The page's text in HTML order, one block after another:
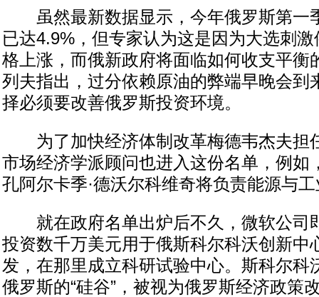
虽然最新数据显示，今年俄罗斯第一
已达4.9%，但专家认为这是因为大选刺
格上涨，而俄新政府将面临如何收支平衡
列夫指出，过分依赖原油的弊端早晚会到
择必须要改善俄罗斯投资环境。
为了加快经济体制改革梅德韦杰夫担
市场经济学派顾问也进入这份名单，例如
孔阿尔卡季·德沃尔科维奇将负责能源与
就在政府名单出炉后不久，微软公司
投资数千万美元用于俄斯科尔科沃创新中
发，在那里成立科研试验中心。斯科尔科
俄罗斯的“硅谷”，被视为俄罗斯经济政策